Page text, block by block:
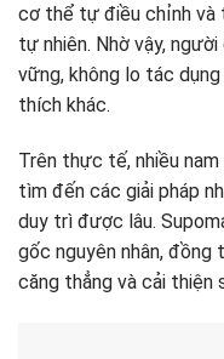
cơ thể tự điều chỉnh và
tự nhiên. Nhờ vậy,
vững, không lo tác
thích khác.
Trên thực tế, nhiều
tìm đến các giải pháp
duy trì được lâu.
gốc nguyên nhân,
căng thẳng và cải thiện